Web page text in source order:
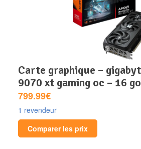
carte graphique – gigabyte – radeon rx
9070 xt gaming oc – 16 go
799.99€
1 revendeur
Comparer les prix